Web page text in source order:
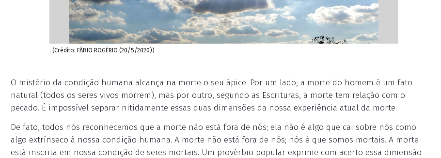
. (Crédito: FÁBIO ROGÉRIO (20/5/2020))
O mistério da condição humana alcança na morte o seu ápice. Por um lado, a morte do homem é um fato
natural (todos os seres vivos morrem), mas por outro, segundo as Escrituras, a morte tem relação com o
pecado. É impossível separar nitidamente essas duas dimensões da nossa experiência atual da morte.
De fato, todos nós reconhecemos que a morte não está fora de nós; ela não é algo que cai sobre nós como
algo extrínseco à nossa condição humana. A morte não está fora de nós; nós é que somos mortais. A morte
está inscrita em nossa condição de seres mortais. Um provérbio popular exprime com acerto essa dimensão